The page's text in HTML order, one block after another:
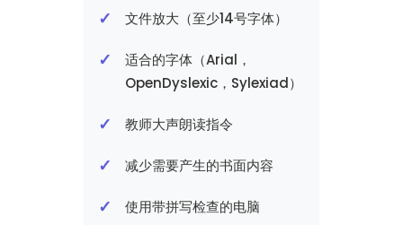
文件放大（至少14号字体）
适合的字体（Arial，
OpenDyslexic，Sylexiad）
教师大声朗读指令
减少需要产生的书面内容
使用带拼写检查的电脑